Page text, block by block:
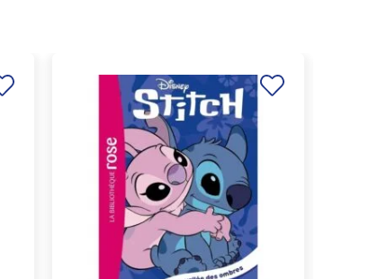
Ajouter